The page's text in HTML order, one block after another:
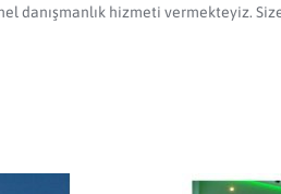
danışmanlık hizmeti vermekteyiz.